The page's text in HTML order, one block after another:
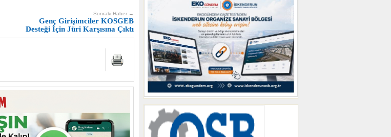
Sonraki Haber →
Genç Girişimciler KOSGEB
Desteği İçin Jüri Karşısına Çıktı